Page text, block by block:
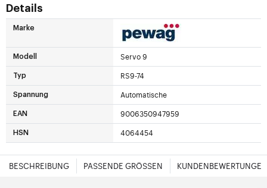
Details
Marke
Modell Servo 9
Typ RS9-74
Spannung Automatische
EAN 9006350947959
HSN 4064454
BESCHREIBUNG PASSENDE GRÖSSEN KUNDENBEWERTUNGEN